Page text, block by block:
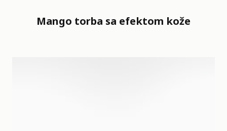
Mango torba sa efektom kože